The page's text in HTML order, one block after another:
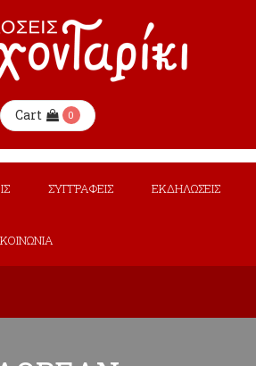
Cart 0
ΣΥΓΓΡΑΦΕΙΣ ΕΚΔΗΛΩΣΕΙΣ